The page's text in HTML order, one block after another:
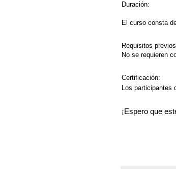
Duración:
El curso consta
Requisitos
No se requieren
Certificación:
Los participantes
¡Espero que